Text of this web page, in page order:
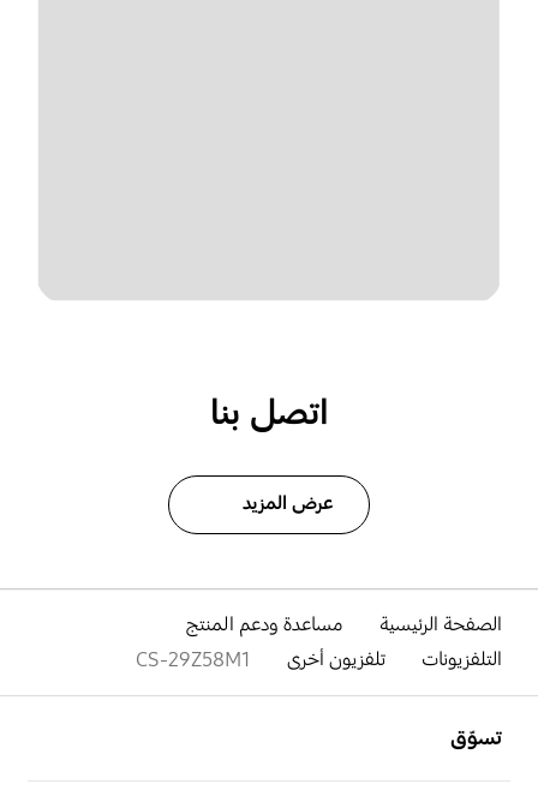
اتصل بنا
عرض المزيد
الصفحة الرئيسية
مساعدة ودعم المنتج
التلفزيونات
تلفزيون أخرى CS-29Z58M1
تسوّق